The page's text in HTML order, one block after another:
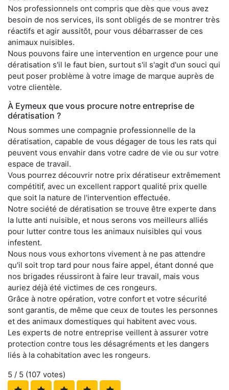
Nos professionnels ont compris que dès que vous avez
besoin de nos services, ils sont obligés de se montrer très
réactifs et agir aussitôt, pour vous débarrasser de ces
animaux nuisibles.
Nous pouvons faire une intervention en urgence pour une
dératisation s'il le faut bien, surtout s'il s'agit d'un souci qui
peut poser problème à votre image de marque auprès de
votre clientèle.
À Eymeux que vous procure notre entreprise de
dératisation ?
Nous sommes une compagnie professionnelle de la
dératisation, capable de vous dégager de tous les rats qui
peuvent vous envahir dans votre cadre de vie ou sur votre
espace de travail.
Vous pourrez découvrir notre prix dératiseur extrêmement
compétitif, avec un excellent rapport qualité prix quelle
que soit la nature de l'intervention effectuée.
Notre société de dératisation se trouve être experte dans
la lutte anti nuisible, et nous serons vos meilleurs alliés
pour lutter contre tous les animaux nuisibles qui vous
infestent.
Nous nous vous exhortons vivement à ne pas attendre
qu'il soit trop tard pour nous faire appel, étant donné que
nos brigades réussiront à faire leur travail, mais vous
auriez déjà été victimes de ces rongeurs.
Grâce à notre opération, votre confort et votre sécurité
sont garantis, de même que ceux de toutes les personnes
et des animaux domestiques qui habitent avec vous.
Les experts de notre entreprise veillent à assurer votre
protection contre tous les désagréments et les dangers
liés à la cohabitation avec les rongeurs.
5 / 5 (107 votes)